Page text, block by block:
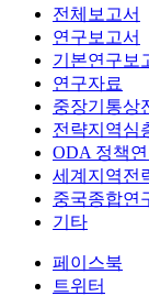
전체보고서
연구보고서
기본연구보
연구자료
중장기통상
전략지역심
ODA 정책
세계지역전
중국종합연
기타
페이스북
트위터